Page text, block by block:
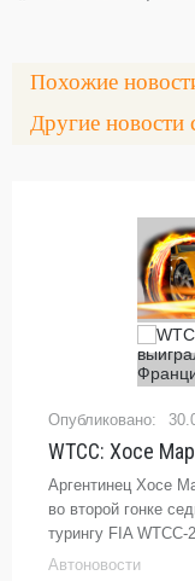
Похожие
Другие новости
Аргентинец Хосе
во второй гонке
турингу FIA
венгерский
Автоновости